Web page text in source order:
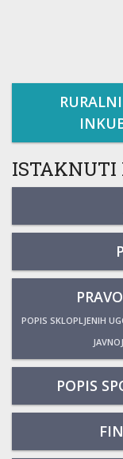
ISTAKNUTI
POPIS SKLOPLJENIH
POPIS